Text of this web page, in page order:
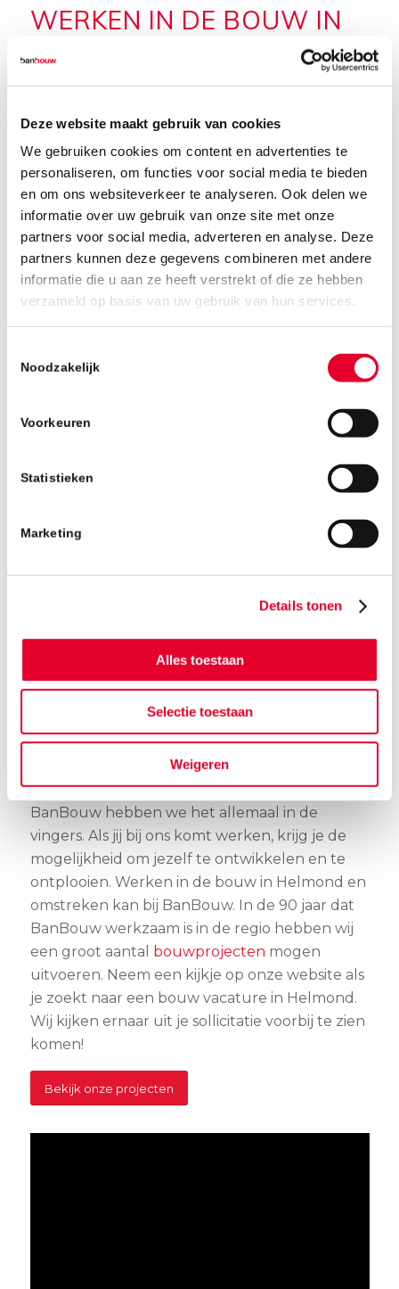
Deze website maakt gebruik van cookies
We gebruiken cookies om content en advertenties te
personaliseren, om functies voor social media te bieden
en om ons websiteverkeer te analyseren. Ook delen we
informatie over uw gebruik van onze site met onze
partners voor social media, adverteren en analyse. Deze
partners kunnen deze gegevens combineren met andere
informatie die u aan ze heeft verstrekt of die ze hebben
verzameld op basis van uw gebruik van hun services.
Noodzakelijk
Voorkeuren
Statistieken
Marketing
Details tonen
Alles toestaan
Selectie toestaan
Weigeren
WERKEN IN DE BOUW IN
ons altijd ruimte voor talentvolle, kundige en
georiënteerd en wij leveren maatwerk. Voor
elke uitdaging is een passende oplossing. Jij
kan hier een bijdrage aan leveren! BanBouw
vindt het belangrijk om te zorgen voor een
goede en gezonde werk-privé balans. Wij zijn
een modern bedrijf waarbij onze mensen altijd
op één staan. Heb jij ervaring in de bouw en
zoek je een vacature in Helmond? BanBouw
kunnen betekenen.
BANBOUW BOUWT
Van woningbouw tot utiliteitsbouw en van
onderhoud tot renovatie en transformatie: bij
BanBouw hebben we het allemaal in de
vingers. Als jij bij ons komt werken, krijg je de
mogelijkheid om jezelf te ontwikkelen en te
ontplooien. Werken in de bouw in Helmond en
omstreken kan bij BanBouw. In de 90 jaar dat
BanBouw werkzaam is in de regio hebben wij
een groot aantal bouwprojecten mogen
uitvoeren. Neem een kijkje op onze website als
je zoekt naar een bouw vacature in Helmond.
Wij kijken ernaar uit je sollicitatie voorbij te zien
komen!
Bekijk onze projecten